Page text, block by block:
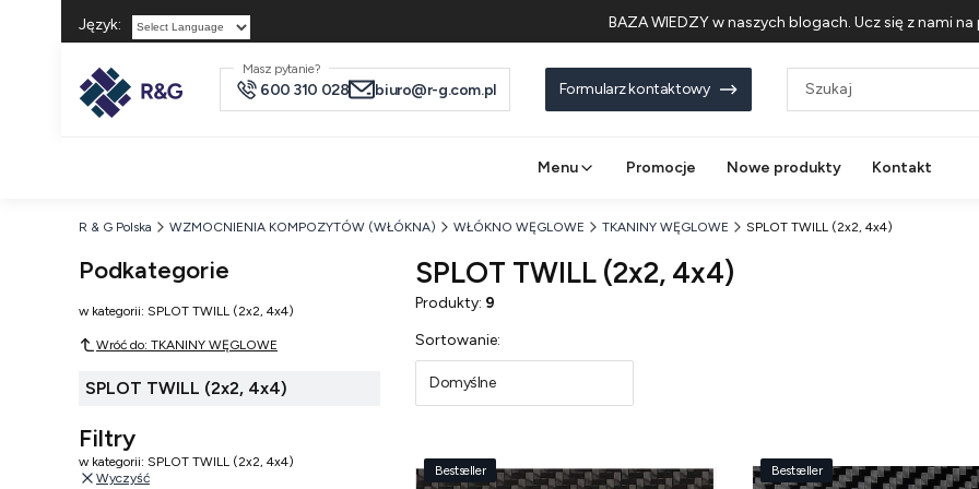
Język:
Powered by
BAZA WIEDZY w naszych blogach. Ucz się z nami na
Masz pytanie?
600 310 028 biuro@r-g.com.pl Formularz kontaktowy
Menu Promocje Nowe produkty Kontakt
R & G Polska WZMOCNIENIA KOMPOZYTÓW (WŁÓKNA) WŁÓKNO WĘGLOWE TKANINY WĘGLOWE SPLOT TWILL (2x2, 4x4)
Podkategorie
w kategorii: SPLOT TWILL (2x2, 4x4)
Wróć do: TKANINY WĘGLOWE
SPLOT TWILL (2x2, 4x4)
Filtry
w kategorii: SPLOT TWILL (2x2, 4x4)
Wyczyść
SPLOT TWILL (2x2, 4x4)
Produkty: 9
Lista produktów
Sortowanie:
Domyślne
Bestseller Bestseller